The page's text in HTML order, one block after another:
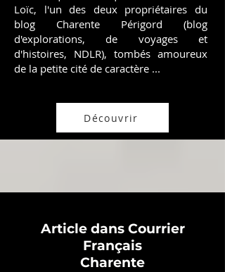
Loïc, l'un des deux propriétaires du
blog Charente Périgord (blog
d'explorations, de voyages et
d'histoires, NDLR), tombés amoureux
de la petite cité de caractère ...
Découvrir
Article dans Courrier
Français
Charente